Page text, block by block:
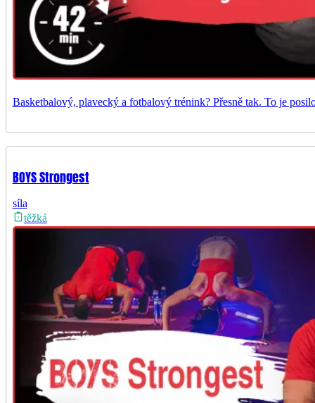
Basketbalový, plavecký a fotbalový trénink? Přesně tak. To je
BOYS Strongest
síla
těžká